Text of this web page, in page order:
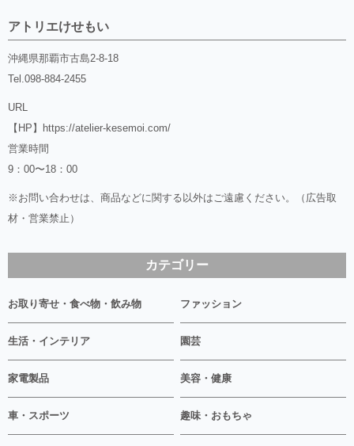
アトリエけせもい
沖縄県那覇市古島2-8-18
Tel.098-884-2455
URL
【HP】
https://atelier-kesemoi.com/
営業時間
9：00〜18：00
※お問い合わせは、商品などに関する以外はご遠慮ください。（広告取
材・営業禁止）
カテゴリー
お取り寄せ・食べ物・飲み物 ファッション
生活・インテリア 園芸
家電製品 美容・健康
車・スポーツ 趣味・おもちゃ